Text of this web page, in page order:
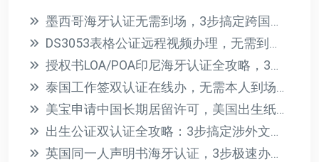
墨西哥海牙认证无需到场，3步搞定跨国文件公证
DS3053表格公证远程视频办理，无需到场轻松搞定美宝护照
授权书LOA/POA印尼海牙认证全攻略，3步搞定贸促会认证
泰国工作签双认证在线办，无需本人到场！学历无犯罪公证一站式
美宝申请中国长期居留许可，美国出生纸海牙认证全攻略
出生公证双认证全攻略：3步搞定涉外文件合法使用
英国同一人声明书海牙认证，3步极速办理攻略